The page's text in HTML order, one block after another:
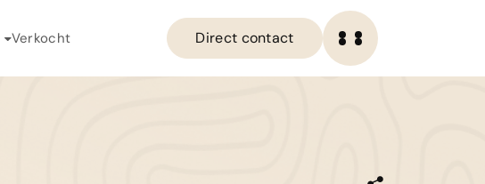
Verkocht
Direct contact
HOME